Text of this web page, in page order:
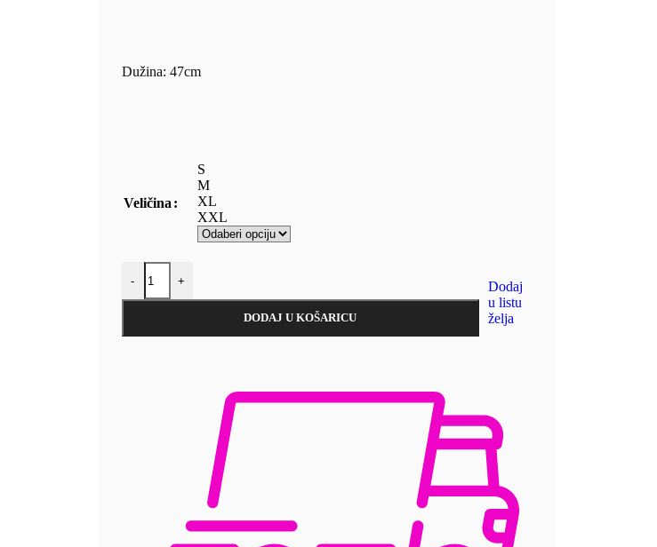
Dužina: 47cm
Veličina
S
M
XL
XXL
- +
DODAJ U KOŠARICU
Dodaj
u listu
želja